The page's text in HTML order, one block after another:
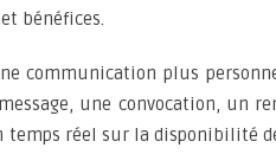
bénéfices.
communication plus
une convocation, un
réel sur la disponibilité